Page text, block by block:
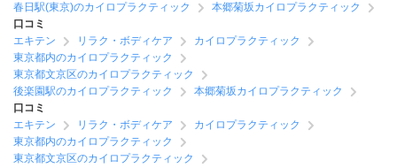
春日駅(東京)のカイロプラクティック
本郷菊坂カイロプラクティック
口コミ
エキテン
リラク・ボディケア
カイロプラクティック
東京都内のカイロプラクティック
東京都文京区のカイロプラクティック
後楽園駅のカイロプラクティック
本郷菊坂カイロプラクティック
口コミ
エキテン
リラク・ボディケア
カイロプラクティック
東京都内のカイロプラクティック
東京都文京区のカイロプラクティック